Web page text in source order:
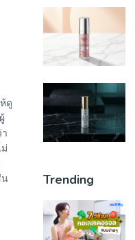
ดู
Trending